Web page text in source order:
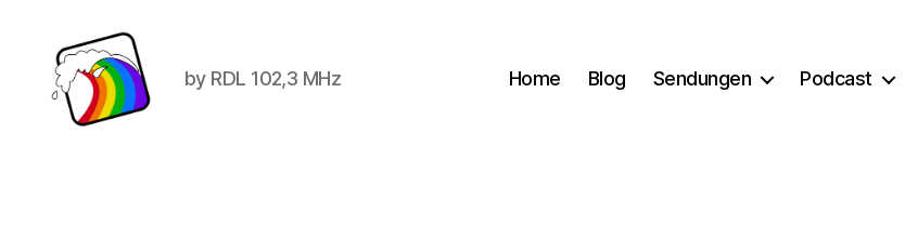
by RDL 102,3 MHz Home Blog Sendungen Podcast